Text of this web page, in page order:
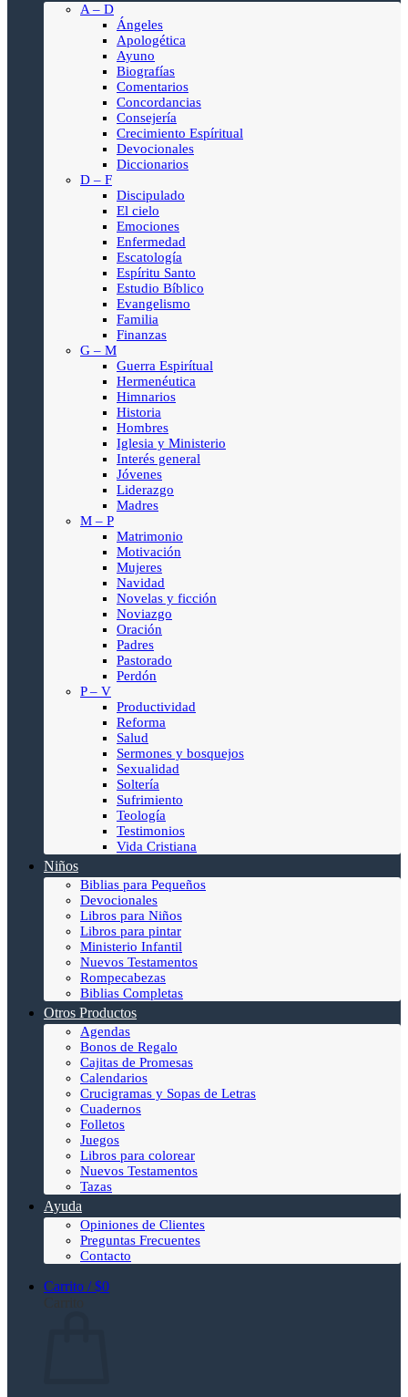
A – D
Ángeles
Apologética
Ayuno
Biografías
Comentarios
Concordancias
Consejería
Crecimiento Espíritual
Devocionales
Diccionarios
D – F
Discipulado
El cielo
Emociones
Enfermedad
Escatología
Espíritu Santo
Estudio Bíblico
Evangelismo
Familia
Finanzas
G – M
Guerra Espirítual
Hermenéutica
Himnarios
Historia
Hombres
Iglesia y Ministerio
Interés general
Jóvenes
Liderazgo
Madres
M – P
Matrimonio
Motivación
Mujeres
Navidad
Novelas y ficción
Noviazgo
Oración
Padres
Pastorado
Perdón
P – V
Productividad
Reforma
Salud
Sermones y bosquejos
Sexualidad
Soltería
Sufrimiento
Teología
Testimonios
Vida Cristiana
Niños
Biblias para Pequeños
Devocionales
Libros para Niños
Libros para pintar
Ministerio Infantil
Nuevos Testamentos
Rompecabezas
Biblias Completas
Otros Productos
Agendas
Bonos de Regalo
Cajitas de Promesas
Calendarios
Crucigramas y Sopas de Letras
Cuadernos
Folletos
Juegos
Libros para colorear
Nuevos Testamentos
Tazas
Ayuda
Opiniones de Clientes
Preguntas Frecuentes
Contacto
Carrito /$0
Carrito